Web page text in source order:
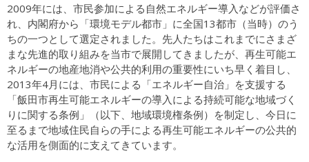
2009年には、市民参加による自然エネルギー導入などが評価さ
れ、内閣府から「環境モデル都市」に全国13都市（当時）のう
ちの一つとして選定されました。先人たちはこれまでにさまざ
まな先進的取り組みを当市で展開してきましたが、再生可能エ
ネルギーの地産地消や公共的利用の重要性にいち早く着目し、
2013年4月には、市民による「エネルギー自治」を支援する
「飯田市再生可能エネルギーの導入による持続可能な地域づく
りに関する条例」（以下、地域環境権条例）を制定し、今日に
至るまで地域住民自らの手による再生可能エネルギーの公共的
な活用を側面的に支えてきています。